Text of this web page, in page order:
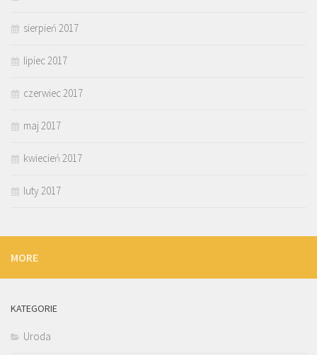
sierpień 2017
lipiec 2017
czerwiec 2017
maj 2017
kwiecień 2017
luty 2017
MORE
KATEGORIE
Uroda